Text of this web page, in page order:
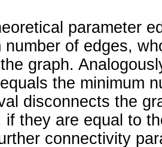
parameter
number of edges,
graph.
the minimum
disconnects the
if they are equal to
connectivity